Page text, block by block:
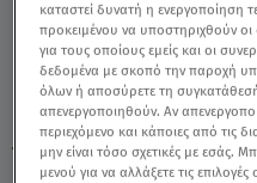
TAGS: ΠΑΡΘΕΝΟΣ ΖΩΔΙΑ
καταστεί δυνατή η ενεργοποίηση
προκειμένου να υποστηριχθούν
για τους οποίους εμείς και οι
δεδομένα με σκοπό την παροχή
όλων ή αποσύρετε τη
απενεργοποιηθούν. Αν
περιεχόμενο και κάποιες από τις
μην είναι τόσο σχετικές με εσάς.
μενού για να αλλάξετε τις